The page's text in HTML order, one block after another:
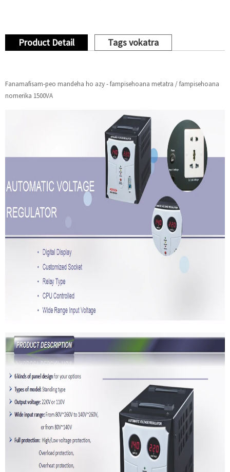
Product Detail Tags vokatra
Fanamafisam-peo mandeha ho azy - fampisehoana metatra / fampisehoana
nomerika 1500VA